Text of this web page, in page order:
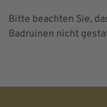
Bitte beachten Sie,
Badruinen nicht